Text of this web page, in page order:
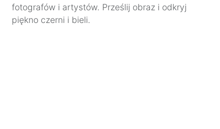
fotografów i artystów. Prześlij obraz i odkryj
piękno czerni i bieli.